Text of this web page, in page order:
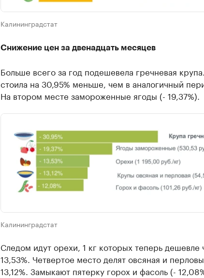
Калининградстат
Снижение цен за двенадцать месяцев
Больше всего за год подешевела гречневая
стоила на 30,95% меньше, чем в аналогичный
На втором месте замороженные ягоды (- 19,37%).
Калининградстат
Следом идут орехи, 1 кг которых теперь дешевле
13,53%. Четвертое место делят овсяная и
13,12%. Замыкают пятерку горох и фасоль (-